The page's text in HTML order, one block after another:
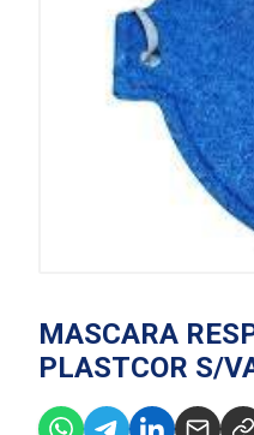
MASCARA
PLASTCOR S/